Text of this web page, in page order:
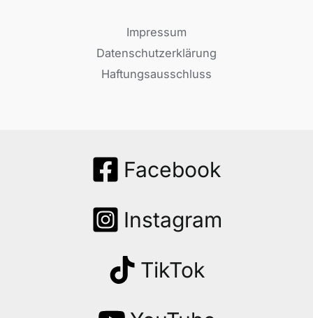
Impressum
Datenschutzerklärung
Haftungsausschluss
Facebook
Instagram
TikTok